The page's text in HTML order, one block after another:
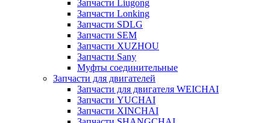
Запчасти Liugong
Запчасти Lonking
Запчасти SDLG
Запчасти SEM
Запчасти XUZHOU
Запчасти Sany
Муфты соединительные
Запчасти для двигателей
Запчасти для двигателя WEICHAI
Запчасти YUCHAI
Запчасти XINCHAI